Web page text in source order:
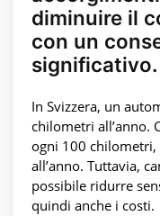
diminuire il
con un
significativo.
In Svizzera, un
chilometri all’anno.
ogni 100
all’anno. Tuttavia,
possibile ridurre
quindi anche i costi.